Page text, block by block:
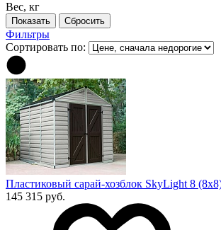
Вес, кг
Фильтры
Сортировать по:
Пластиковый сарай-хозблок SkyLight 8
145 315 руб.